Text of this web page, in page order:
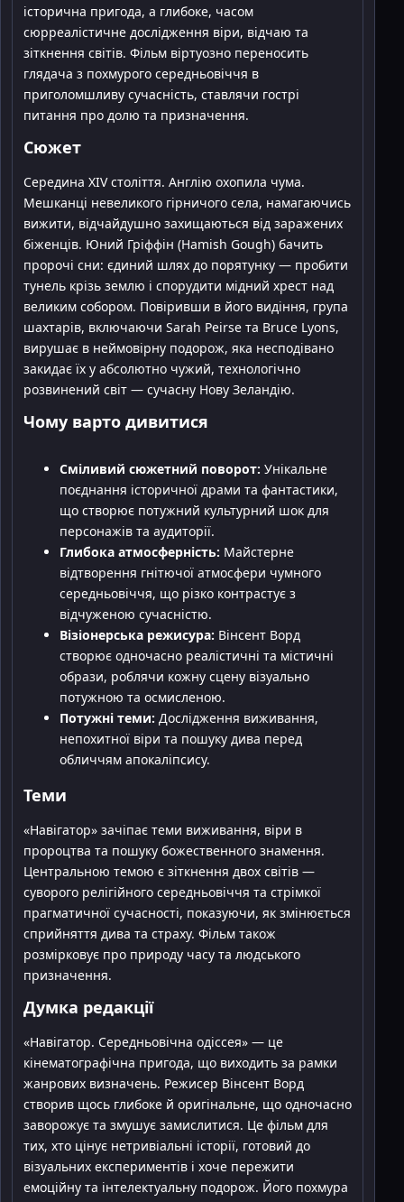
історична пригода, а глибоке, часом
сюрреалістичне дослідження віри, відчаю та
зіткнення світів. Фільм віртуозно переносить
глядача з похмурого середньовіччя в
приголомшливу сучасність, ставлячи гострі
питання про долю та призначення.
Сюжет
Середина XIV століття. Англію охопила чума.
Мешканці невеликого гірничого села, намагаючись
вижити, відчайдушно захищаються від заражених
біженців. Юний Гріффін (Hamish Gough) бачить
пророчі сни: єдиний шлях до порятунку — пробити
тунель крізь землю і спорудити мідний хрест над
великим собором. Повіривши в його видіння, група
шахтарів, включаючи Sarah Peirse та Bruce Lyons,
вирушає в неймовірну подорож, яка несподівано
закидає їх у абсолютно чужий, технологічно
розвинений світ — сучасну Нову Зеландію.
Чому варто дивитися
Сміливий сюжетний поворот: Унікальне
поєднання історичної драми та фантастики,
що створює потужний культурний шок для
персонажів та аудиторії.
Глибока атмосферність: Майстерне
відтворення гнітючої атмосфери чумного
середньовіччя, що різко контрастує з
відчуженою сучасністю.
Візіонерська режисура: Вінсент Ворд
створює одночасно реалістичні та містичні
образи, роблячи кожну сцену візуально
потужною та осмисленою.
Потужні теми: Дослідження виживання,
непохитної віри та пошуку дива перед
обличчям апокаліпсису.
Теми
«Навігатор» зачіпає теми виживання, віри в
пророцтва та пошуку божественного знамення.
Центральною темою є зіткнення двох світів —
суворого релігійного середньовіччя та стрімкої
прагматичної сучасності, показуючи, як змінюється
сприйняття дива та страху. Фільм також
розмірковує про природу часу та людського
призначення.
Думка редакції
«Навігатор. Середньовічна одіссея» — це
кінематографічна пригода, що виходить за рамки
жанрових визначень. Режисер Вінсент Ворд
створив щось глибоке й оригінальне, що одночасно
заворожує та змушує замислитися. Це фільм для
тих, хто цінує нетривіальні історії, готовий до
візуальних експериментів і хоче пережити
емоційну та інтелектуальну подорож. Його похмура